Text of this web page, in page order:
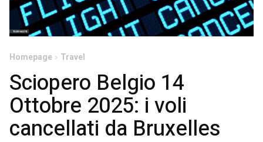
Homepage Travel
Sciopero Belgio 14
Ottobre 2025: i voli
cancellati da Bruxelles